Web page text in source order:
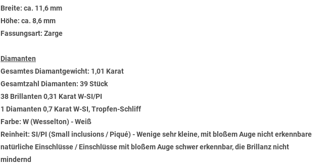
Breite: ca. 11,6 mm
Höhe: ca. 8,6 mm
Fassungsart: Zarge
Diamanten
Gesamtes Diamantgewicht: 1,01 Karat
Gesamtzahl Diamanten: 39 Stück
38 Brillanten 0,31 Karat W-SI/PI
1 Diamanten 0,7 Karat W-SI, Tropfen-Schliff
Farbe: W (Wesselton) - Weiß
Reinheit: SI/PI (Small inclusions / Piqué) - Wenige sehr kleine, mit bloßem Auge nicht erkennbare
natürliche Einschlüsse / Einschlüsse mit bloßem Auge schwer erkennbar, die Brillanz nicht
mindernd